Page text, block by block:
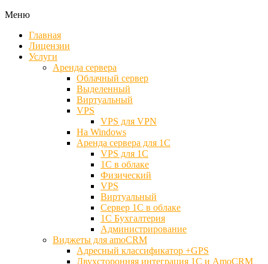
Меню
Главная
Лицензии
Услуги
Аренда сервера
Облачный сервер
Выделенный
Виртуальный
VPS
VPS для VPN
На Windows
Аренда сервера для 1С
VPS для 1С
1С в облаке
Физический
VPS
Виртуальный
Сервер 1С в облаке
1С Бухгалтерия
Администрирование
Виджеты для amoCRM
Адресный классификатор +GPS
Двухсторонняя интеграция 1С и AmoCRM